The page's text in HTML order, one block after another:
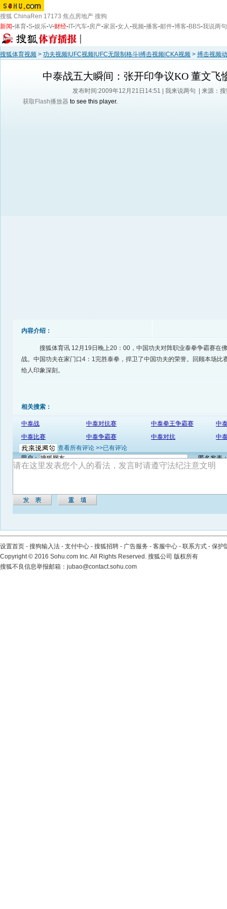
搜狐 ChinaRen 17173 焦点房地产 搜狗
新闻-体育-S-娱乐-V-财经- IT-汽车-房产-家居-女人-视频-播客-邮件-博客-BBS-我说两句
搜狐体育视频 > 功夫视频|UFC视频|UFC无限制格斗|搏击视频|CKA视频 > 搏击视频
中泰战五大瞬间：张开印争议KO 董文飞
发布时间:2009年12月21日14:51 | 我来说两句
| 来源：
获取Flash播放器 to see this player.
内容介绍：
搜狐体育讯 12月19日晚上20：00，中国功夫对阵职业泰拳争霸赛在
战。中国功夫在家门口4：1完胜泰拳，捍卫了中国功夫的荣誉。回顾本场比
给人印象深刻。
相关搜索：
中泰战 中泰对抗赛 中泰拳王争霸赛
中
中泰比赛
中泰争霸赛 中泰对抗
中
查看所有评论 >>已有评论
用户：
匿名发表
设置首页 - 搜狗输入法 - 支付中心 - 搜狐招聘 - 广告服务 - 客服中心 - 联系方式 - 保护
Copyright© 2016 Sohu.com Inc. All Rights Reserved. 搜狐公司 版权所有
搜狐不良信息举报邮箱： jubao@contact.sohu.com